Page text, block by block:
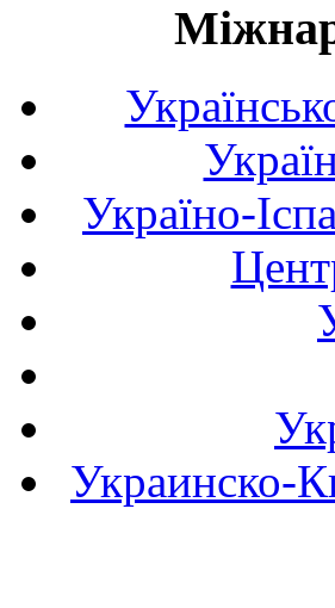
Україно-
Украинско-